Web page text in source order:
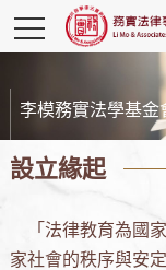
李模務實法學基金
設立緣起
「法律教育為國
家社會的秩序與安